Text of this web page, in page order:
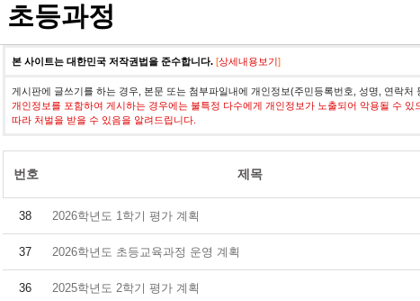
초등과정
본 사이트는 대한민국 저작권법을 준수합니다. [상세내용보기]
게시판에 글쓰기를 하는 경우, 본문 또는 첨부파일내에 개인정보(주민등록번호, 성명, 연락처
개인정보를 포함하여 게시하는 경우에는 불특정 다수에게 개인정보가 노출되어 악용될 수
따라 처벌을 받을 수 있음을 알려드립니다.
번호 제목
38 2026학년도 1학기 평가 계획
37 2026학년도 초등교육과정 운영 계획
36 2025학년도 2학기 평가 계획